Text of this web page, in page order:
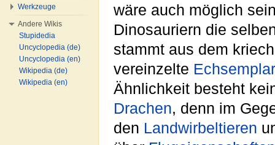
wäre auch möglich
Dinosauriern die
stammt aus dem
vereinzelte
Ähnlichkeit besteht
Drachen, denn im
den Landwirbeltieren
Werkzeuge
Andere Wikis
Stupidedia
Uncyclopedia (de)
Uncyclopedia (en)
Wikipedia (de)
Wikipedia (en)